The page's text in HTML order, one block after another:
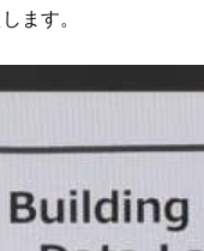
ます。